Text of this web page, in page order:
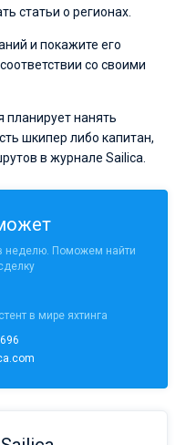
статьи о регионах.
и покажите его
со своими
планирует нанять
шкипер либо капитан,
в журнале Sailica.
неделю. Поможем найти
в мире яхтинга